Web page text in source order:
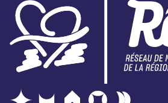
Allainville (28)
Allogny (18)
Allonnes (28)
Allouis (18)
Alluyes (28)